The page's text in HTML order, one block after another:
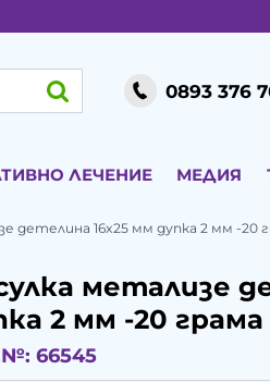
0893 376
ЛЕЧЕНИЕ МЕДИЯ
детелина 16x25 мм дупка 2 мм -20
метализе
2 мм -20 грама
66545